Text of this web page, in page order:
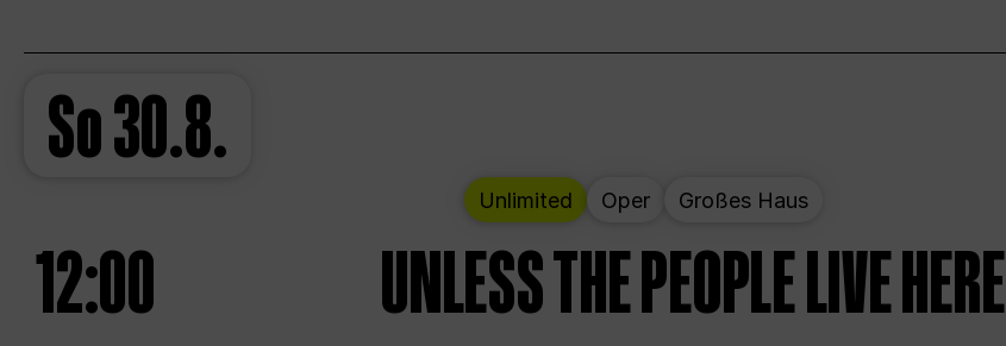
So30.8.
Unlimited Oper Großes Haus
12:00 UNLESS THE PEOPLE LIVE HERE